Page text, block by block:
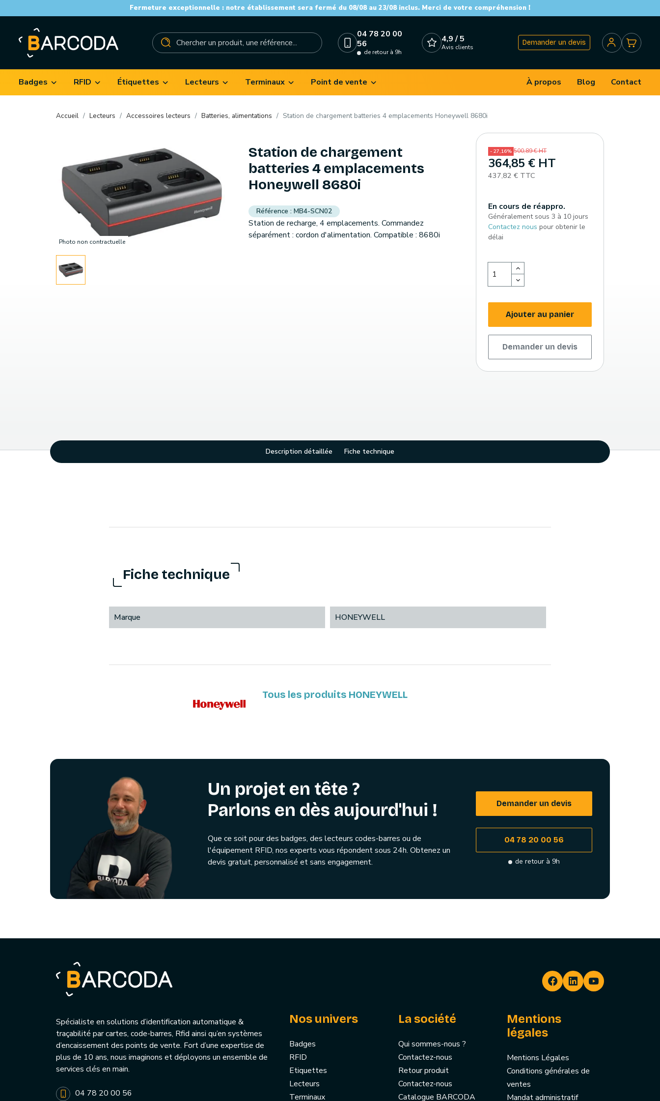
Fermeture exceptionnelle : notre établissement sera fermé du 08/08 au 23/08 inclus. Merci de votre compréhension !
04 78 20 00
56
de retour à 9h
4,9 / 5
Avis clients
Demander un devis
Badges RFID Étiquettes Lecteurs Terminaux Point de vente À propos Blog Contact
Accueil Lecteurs Accessoires lecteurs Batteries, alimentations Station de chargement batteries 4 emplacements Honeywell 8680i
Photo non contractuelle
Station de chargement
batteries 4 emplacements
Honeywell 8680i
MB4-SCN02
Station de recharge, 4 emplacements. Commandez
séparément : cordon d'alimentation. Compatible : 8680i
- 27,16% 500,89 € HT
364,85 € HT
437,82 € TTC
En cours de réappro.
Généralement sous 3 à 10 jours
Contactez nous pour obtenir le
délai
Ajouter au panier
Demander un devis
Description détaillée Fiche technique
Fiche technique
Marque HONEYWELL
Tous les produits HONEYWELL
Un projet en tête ?
Parlons en dès aujourd'hui !
Que ce soit pour des badges, des lecteurs codes-barres ou de
l'équipement RFID, nos experts vous répondent sous 24h. Obtenez un
devis gratuit, personnalisé et sans engagement.
Demander un devis
04 78 20 00 56
de retour à 9h
Spécialiste en solutions d’identification automatique &
traçabilité par cartes, code-barres, Rfid ainsi qu’en systèmes
d’encaissement des points de vente. Fort d’une expertise de
plus de 10 ans, nous imaginons et déployons un ensemble de
services clés en main.
04 78 20 00 56
Nos univers
Badges
RFID
Etiquettes
Lecteurs
Terminaux
La société
Qui sommes-nous ?
Contactez-nous
Retour produit
Contactez-nous
Catalogue BARCODA
Mentions
légales
Mentions Légales
Conditions générales de
ventes
Mandat administratif